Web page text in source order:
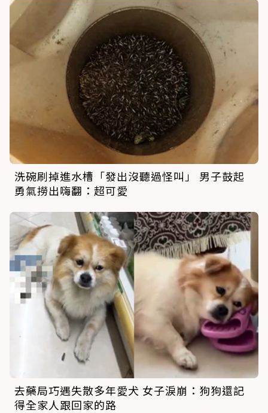
洗碗刷掉進水槽「發出沒聽過怪叫」 男子鼓起
勇氣撈出嗨翻：超可愛
去藥局巧遇失散多年愛犬 女子淚崩：狗狗還記
得全家人跟回家的路